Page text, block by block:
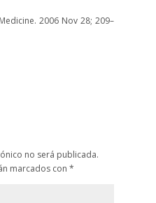
2006 Nov 28; 209–
no será publicada.
marcados con *